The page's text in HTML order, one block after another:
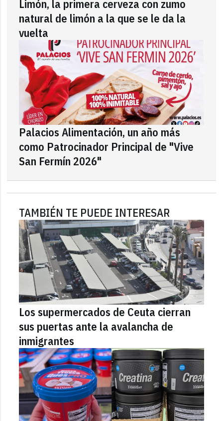
Limón, la primera cerveza con zumo
natural de limón a la que se le da la
vuelta
Palacios Alimentación, un año más
como Patrocinador Principal de "Vive
San Fermín 2026"
TAMBIÉN TE PUEDE INTERESAR
Los supermercados de Ceuta cierran
sus puertas ante la avalancha de
inmigrantes